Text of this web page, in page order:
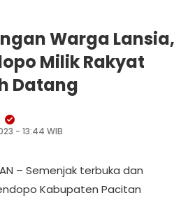
Warga Lansia,
Milik Rakyat
Datang
- 13:44 WIB
– Semenjak terbuka dan
Kabupaten Pacitan